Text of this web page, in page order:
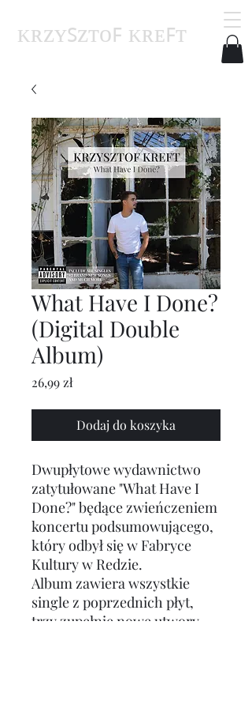
ᴋʀᴢʏꜱᴢᴛᴏꜰ ᴋʀᴇꜰᴛ
What Have I Done?
(Digital Double
Album)
26,99 złCena
Dodaj do koszyka
Dwupłytowe wydawnictwo
zatytułowane "What Have I
Done?" będące zwieńczeniem
koncertu podsumowującego,
który odbył się w Fabryce
Kultury w Redzie.
Album zawiera wszystkie
single z poprzednich płyt,
trzy zupełnie nowe utwory,